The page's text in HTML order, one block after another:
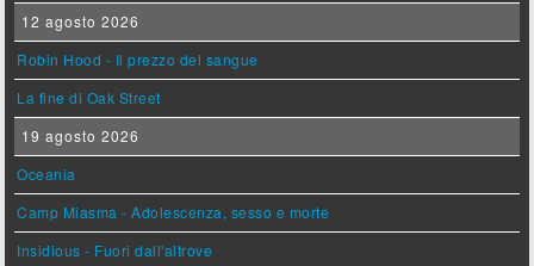
12 agosto 2026
Robin Hood - Il prezzo del sangue
La fine di Oak Street
19 agosto 2026
Oceania
Camp Miasma - Adolescenza, sesso e morte
Insidious - Fuori dall'altrove